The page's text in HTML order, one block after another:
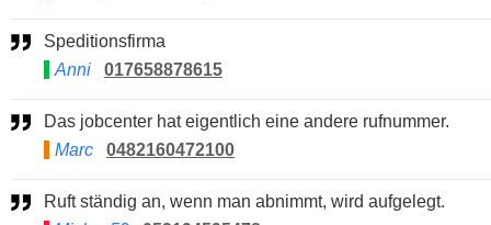
Speditionsfirma
Anni
017658878615
Das jobcenter hat eigentlich eine andere rufnummer.
Marc
0482160472100
Ruft ständig an, wenn man abnimmt, wird aufgelegt.